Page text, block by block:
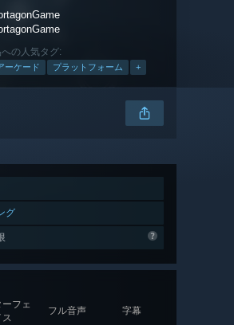
の人気タグ:
ーケード プラットフォーム +
グ
ーフェ
ス
フル音声 字幕